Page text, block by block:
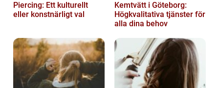
Piercing: Ett kulturellt
eller konstnärligt val
Kemtvätt i Göteborg:
Högkvalitativa tjänster för
alla dina behov